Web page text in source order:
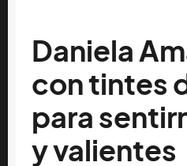
Daniela
con tintes
para
y valientes